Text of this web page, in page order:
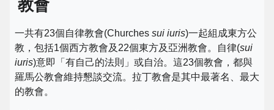
教會
一共有23個自律教會(Churches sui iuris)一起組成東方公
教，包括1個西方教會及22個東方及亞洲教會。自律(sui
iuris)意即「有自己的法則」或自治。這23個教會，都與
羅馬公教會維持懇談交流。拉丁教會是其中最著名、最大
的教會。